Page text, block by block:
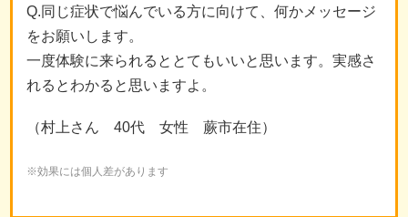
Q.同じ症状で悩んでいる方に向けて、何かメッセージ
をお願いします。
一度体験に来られるととてもいいと思います。実感さ
れるとわかると思いますよ。
（村上さん 40代 女性 蕨市在住）
※効果には個人差があります